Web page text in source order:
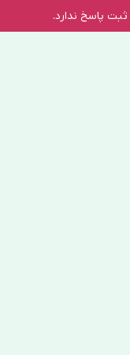
پاسخ ندارد.